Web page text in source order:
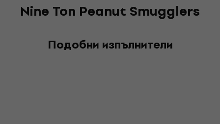
Nine Ton Peanut Smugglers
Подобни изпълнители